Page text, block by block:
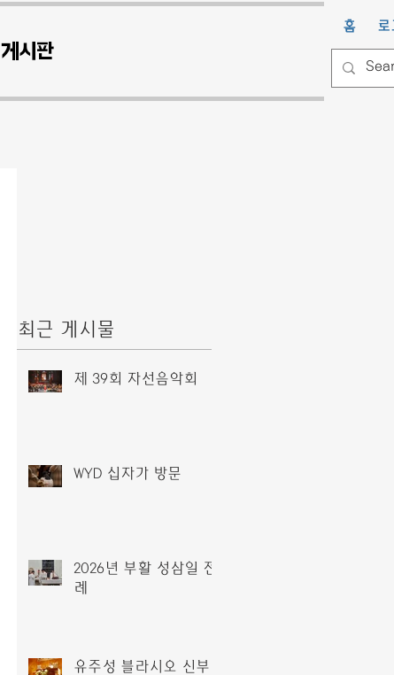
게시판
홈 로
최근 게시물
제 39회 자선음악회
WYD 십자가 방문
2026년 부활 성삼일 전
례
유주성 블라시오 신부